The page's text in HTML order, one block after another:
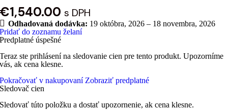
€1,540.00 s DPH
Odhadovaná dodávka: 19 októbra, 2026 – 18 novembra, 2026
Pridať do zoznamu želaní
Predplatné úspešné
Teraz ste prihlásení na sledovanie cien pre tento produkt. Upozorníme
vás, ak cena klesne.
Pokračovať v nakupovaní Zobraziť predplatné
Sledovač cien
Sledovať túto položku a dostať upozornenie, ak cena klesne.